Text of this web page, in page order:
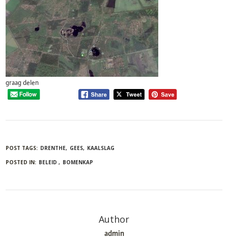
graag delen
POST TAGS: DRENTHE GEES
KAALSLAG
POSTED IN: BELEID BOMENKAP
Author
admin